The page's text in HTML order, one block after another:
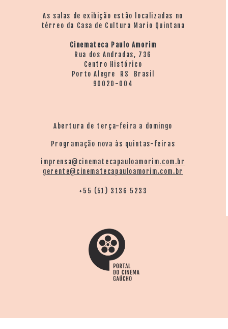
As salas de exibição estão localizadas no
térreo da Casa de Cultura Mario Quintana
Cinemateca Paulo Amorim
Rua dos Andradas, 736
Centro Histórico
Porto Alegre RS Brasil
90020-004
Abertura de terça-feira a domingo
Programação nova às quintas-feiras
imprensa@cinematecapauloamorim.com.br
gerente@cinematecapauloamorim.com.br
+55 (51) 3136 5233